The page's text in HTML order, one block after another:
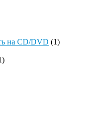
на CD/DVD (1)